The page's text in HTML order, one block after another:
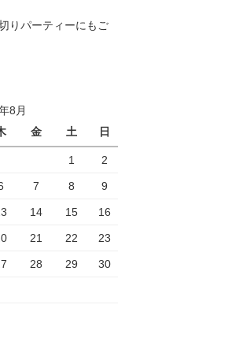
りパーティーにもご
8月
金 土 日
1 2
7 8 9
14 15 16
21 22 23
28 29 30